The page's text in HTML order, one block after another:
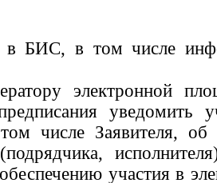
БИС, в том числе
электронной
уведомить
числе Заявителя, об
участия в